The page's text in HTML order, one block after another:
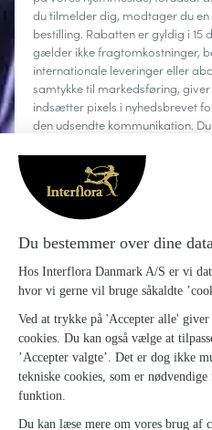
du tilmelder dig, modtager du
bestilling. Rabatten er gyldig i
gælder ikke fragtomkostninger,
internationale leveringer eller
samtykke til markedsføring,
indsætter pixels i nyhedsbrevet
den udsendte kommunikation.
behandlingen og gøre brug af
til enhver tid afmelde dig.
Om Interflora
Sig det med blomster
Kundeservice